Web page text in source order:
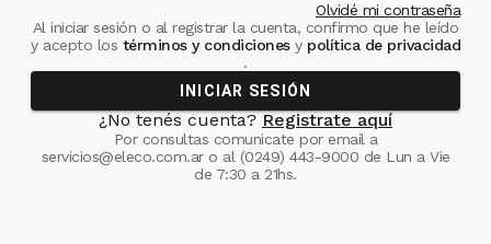
Olvidé mi contraseña
Al iniciar sesión o al registrar la cuenta, confirmo que he leído
y acepto los términos y condiciones ypolítica de privacidad
.
INICIAR SESIÓN
¿No tenés cuenta? Registrate aquí
Por consultas comunicate por email a
servicios@eleco.com.aro al (0249) 443-9000 de Lun a Vie
de 7:30 a 21hs.